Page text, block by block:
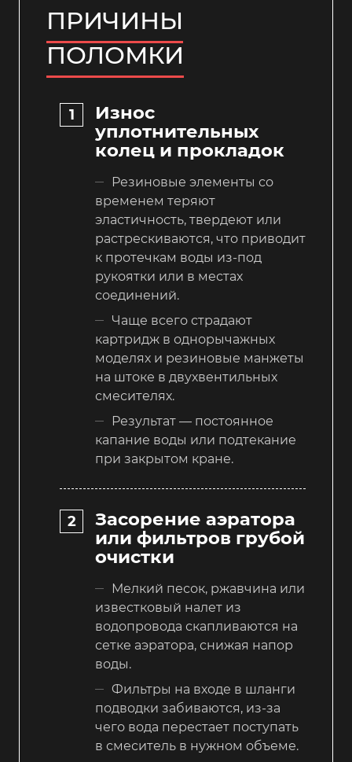
ПРИЧИНЫ
ПОЛОМКИ
Износ
уплотнительных
колец и прокладок
Резиновые элементы со
временем теряют
эластичность, твердеют или
растрескиваются, что приводит
к протечкам воды из-под
рукоятки или в местах
соединений.
Чаще всего страдают
картридж в однорычажных
моделях и резиновые манжеты
на штоке в двухвентильных
смесителях.
Результат — постоянное
капание воды или подтекание
при закрытом кране.
Засорение аэратора
или фильтров грубой
очистки
Мелкий песок, ржавчина или
известковый налет из
водопровода скапливаются на
сетке аэратора, снижая напор
воды.
Фильтры на входе в шланги
подводки забиваются, из-за
чего вода перестает поступать
в смеситель в нужном объеме.